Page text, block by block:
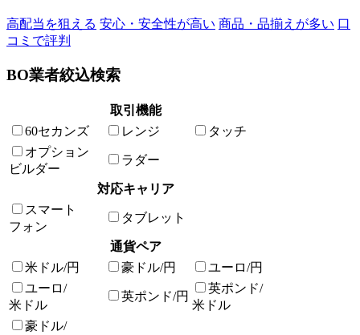
高配当を狙える 安心・安全性が高い 商品・品揃えが多い 口
コミで評判
BO業者絞込検索
取引機能
60セカンズ
レンジ
タッチ
オプション
ビルダー
ラダー
対応キャリア
スマート
フォン
タブレット
通貨ペア
米ドル/円
豪ドル/円
ユーロ/円
ユーロ/
米ドル
英ポンド/円
英ポンド/
米ドル
豪ドル/